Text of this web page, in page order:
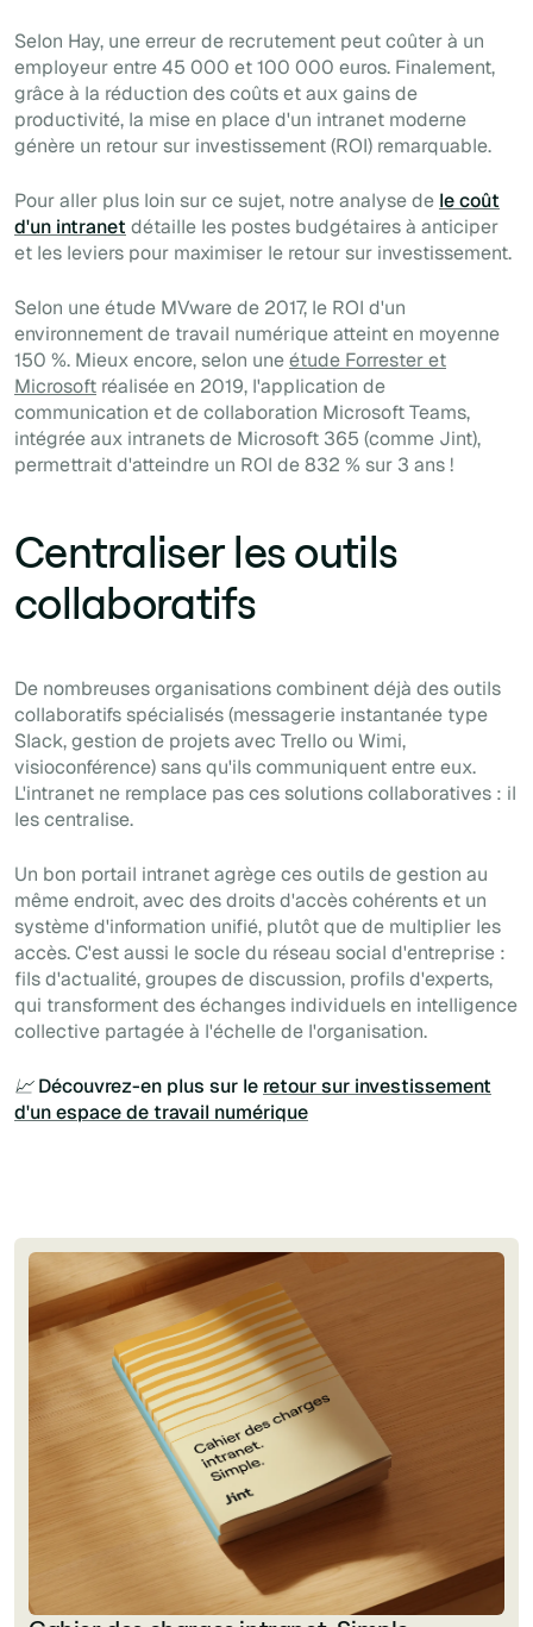
Selon Hay, une erreur de recrutement peut coûter à un
employeur entre 45 000 et 100 000 euros. Finalement,
grâce à la réduction des coûts et aux gains de
productivité, la mise en place d'un intranet moderne
génère un retour sur investissement (ROI) remarquable.
Pour aller plus loin sur ce sujet, notre analyse de le coût
d'un intranet détaille les postes budgétaires à anticiper
et les leviers pour maximiser le retour sur investissement.
Selon une étude MVware de 2017, le ROI d'un
environnement de travail numérique atteint en moyenne
150 %. Mieux encore, selon uneétude Forrester et
Microsoft réalisée en 2019, l'application de
communication et de collaboration Microsoft Teams,
intégrée aux intranets de Microsoft 365 (comme Jint),
permettrait d'atteindre un ROI de 832 % sur 3 ans !
Centraliser les outils
collaboratifs
De nombreuses organisations combinent déjà des outils
collaboratifs spécialisés (messagerie instantanée type
Slack, gestion de projets avec Trello ou Wimi,
visioconférence) sans qu'ils communiquent entre eux.
L'intranet ne remplace pas ces solutions collaboratives : il
les centralise.
Un bon portail intranet agrège ces outils de gestion au
même endroit, avec des droits d'accès cohérents et un
système d'information unifié, plutôt que de multiplier les
accès. C'est aussi le socle du réseau social d'entreprise :
fils d'actualité, groupes de discussion, profils d'experts,
qui transforment des échanges individuels en intelligence
collective partagée à l'échelle de l'organisation.
📈 Découvrez-en plus sur le retour sur investissement
d'un espace de travail numérique